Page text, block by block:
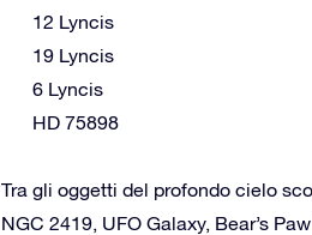
12 Lyncis
19 Lyncis
6 Lyncis
HD 75898
Tra gli oggetti del profondo cielo
NGC 2419, UFO Galaxy, Bear’s